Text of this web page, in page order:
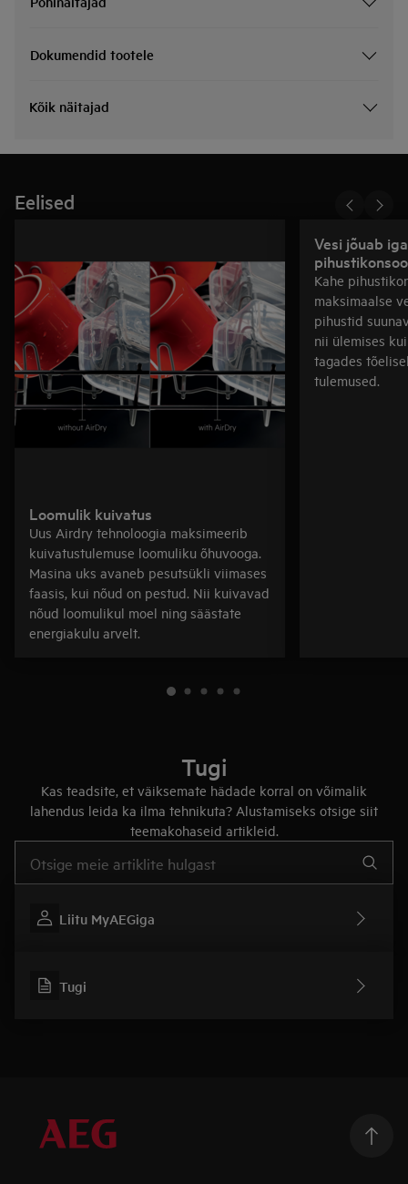
Dokumendid tootele
Kõik näitajad
Eelised
Loomulik kuivatus
Uus Airdry tehnoloogia maksimeerib
kuivatustulemuse loomuliku õhuvooga.
Masina uks avaneb pesutsükli viimases
faasis, kui nõud on pestud. Nii kuivavad
nõud loomulikul moel ning säästate
energiakulu arvelt.
Vesi jõuab
Kahe
maksimaalse
pihustid
nii ülemises
tagades
tulemused.
Tugi
Kas teadsite, et väiksemate hädade korral on võimalik
lahendus leida ka ilma tehnikuta? Alustamiseks otsige siit
teemakohaseid artikleid.
Liitu MyAEGiga
Tugi